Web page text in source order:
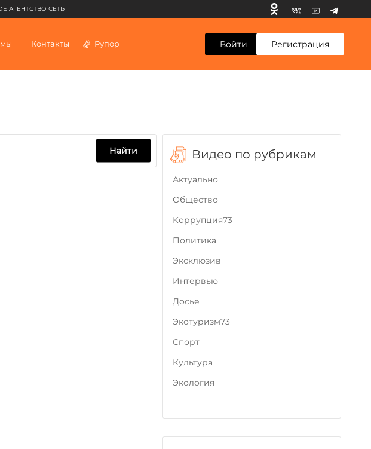
АГЕНТСТВО СЕТЬ
Контакты Рупор Войти Регистрация
Найти Видео по рубрикам
Актуально
Общество
Коррупция73
Политика
Эксклюзив
Интервью
Досье
Экотуризм73
Cпорт
Культура
Экология